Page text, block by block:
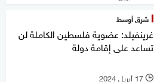
شرق أوسط
غرينفيلد: عضوية فلسطين الكاملة لن
تساعد على إقامة دولة
l 17 أبريل 2024